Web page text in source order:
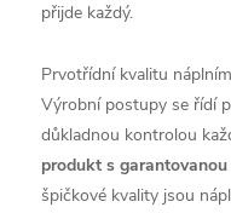
přijde každý.
Prvotřídní kvalitu
Výrobní postupy se řídí
důkladnou kontrolou
produkt s
špičkové kvality jsou